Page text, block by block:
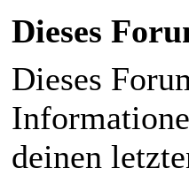
Dieses
Dieses
deinen